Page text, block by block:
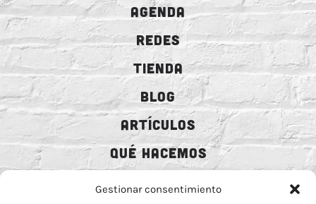
Gestionar consentimiento
AGENDA
REDES
TIENDA
BLOG
ARTÍCULOS
QUÉ HACEMOS
MECENAZGO